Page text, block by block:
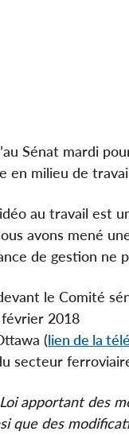
Sénat mardi
en milieu de
au travail est
avons mené
de gestion ne
le Comité
2018
(lien de la
secteur
Loi apportant des
que des